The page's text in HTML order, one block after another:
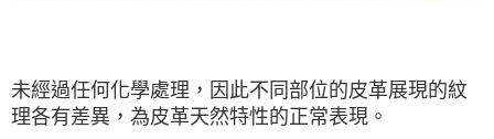
未經過任何化學處理，因此不同部位的皮革展現的紋
理各有差異，為皮革天然特性的正常表現。